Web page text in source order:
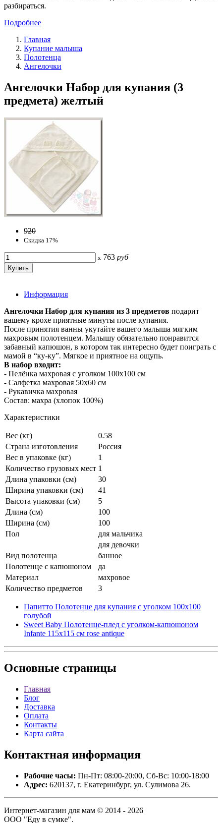
разбираться.
Подробнее
Главная
Купание малыша
Полотенца
Ангелочки
Ангелочки Набор для купания (3
предмета) желтый
920
Скидка 17%
x 763 руб
Информация
Ангелочки Набор для купания из 3 предметов подарит
вашему крохе приятные минуты после купания.
После принятия ванны укутайте вашего малыша мягким
махровым полотенцем. Малышу обязательно понравится
забавный капюшон, в котором так интересно будет поиграть с
мамой в “ку-ку”. Мягкое и приятное на ощупь.
В набор входит:
- Пелёнка махровая с уголком 100х100 см
- Салфетка махровая 50х60 см
- Рукавичка махровая
Состав: махра (хлопок 100%)
Характеристики
Вес (кг)
0.58
Страна изготовления
Россия
Вес в упаковке (кг)
1
Количество грузовых мест 1
Длина упаковки (см)
30
Ширина упаковки (см)
41
Высота упаковки (см)
5
Длина (см)
100
Ширина (см)
100
Пол
для мальчика
для девочки
Вид полотенца
банное
Полотенце с капюшоном
да
Материал
махровое
Количество предметов
3
Папитто Полотенце для купания с уголком 100х100
голубой
Sweet Baby Полотенце-плед с уголком-капюшоном
Infante 115x115 см rose antique
Основные страницы
Главная
Блог
Доставка
Оплата
Контакты
Карта сайта
Контактная информация
Рабочие часы: Пн-Пт: 08:00-20:00, Сб-Вс: 10:00-18:00
Адрес: 620137, г. Екатеринбург, ул. Сулимова 26.
Интернет-магазин для мам © 2014 - 2026
ООО "Еду в сумке".